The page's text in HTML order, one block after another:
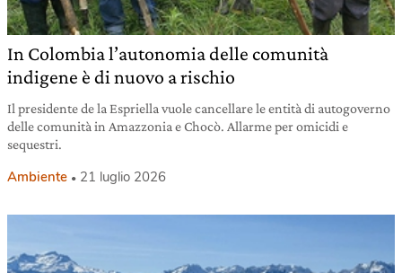
In Colombia l’autonomia delle comunità
indigene è di nuovo a rischio
Il presidente de la Espriella vuole cancellare le entità di autogoverno
delle comunità in Amazzonia e Chocò. Allarme per omicidi e
sequestri.
Ambiente 21 luglio 2026